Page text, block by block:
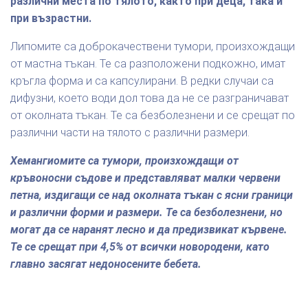
при възрастни.
Липомите са доброкачествени тумори, произхождащи
от мастна тъкан. Те са разположени подкожно, имат
кръгла форма и са капсулирани. В редки случаи са
дифузни, което води дол това да не се разграничават
от околната тъкан. Те са безболезнени и се срещат по
различни части на тялото с различни размери.
Хемангиомите са тумори, произхождащи от
кръвоносни съдове и представляват малки червени
петна, издигащи се над околната тъкан с ясни граници
и различни форми и размери. Те са безболезнени, но
могат да се наранят лесно и да предизвикат кървене.
Те се срещат при 4,5% от всички новородени, като
главно засягат недоносените бебета.